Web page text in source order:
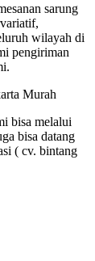
sarung
wilayah di
pengiriman
bisa melalui
bisa datang
( cv. bintang